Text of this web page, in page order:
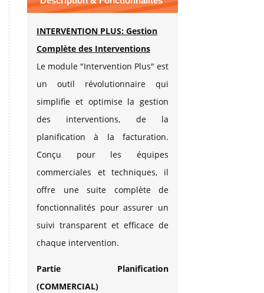
INTERVENTION PLUS: Gestion
Complète des Interventions
Le module "Intervention Plus" est
un outil révolutionnaire qui
simplifie et optimise la gestion
des interventions, de la
planification à la facturation.
Conçu pour les équipes
commerciales et techniques, il
offre une suite complète de
fonctionnalités pour assurer un
suivi transparent et efficace de
chaque intervention.
Partie Planification
(COMMERCIAL)